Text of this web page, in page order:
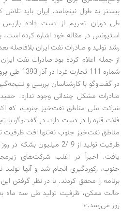
بیشتر به طول نینجامد. ایران باید تلاش
طی دوران تحریم از دست داده بازپس
استیونس در مقاله خود اشاره کرده است،
رشد تولید و صادرات نفت ایران بلافاصله
از جمله اعلام کرده بود صادرات نفت
شماره 111
در گفت‌وگو با کارشناسان بررسی و
صادرات مشکل چندانی وجود ندارد.
شرکت ملی مناطق نفت‌خیز جنوب، که
فلات قاره را در دست دارد، در گفت‌وگو با
مناطق نفت‌خیز جنوب نه‌تنها افت ظرفیت
ظرفیت تولید از 9 /2 میلیون
یافت. اخیراً در اغلب شرکت‌های
برنامه را محقق کردند. با در نظر گرفتن
حالت ممکن، ظرفیت تولید طی سه ماه
روز می‌رسد.»